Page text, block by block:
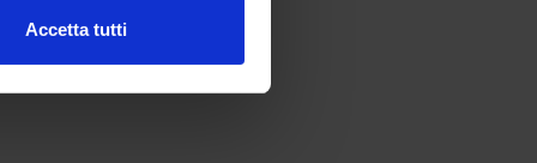
e per analizzare il
Accetta tutti